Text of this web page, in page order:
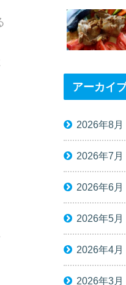
アーカイ
2026年8月
2026年7月
2026年6月
2026年5月
2026年4月
2026年3月